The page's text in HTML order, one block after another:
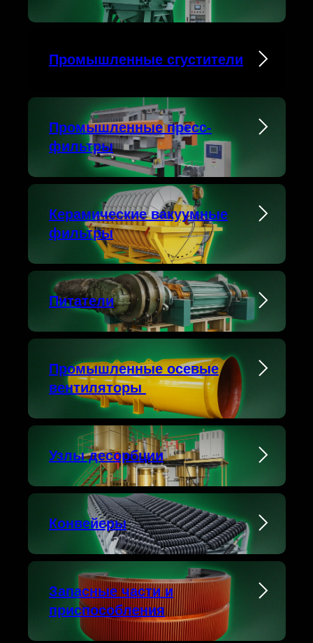
Промышленные сгустители
Промышленные пресс-
фильтры
Керамические вакуумные
фильтры
Питатели
Промышленные осевые
вентиляторы
Узлы десорбции
Конвейеры
Запасные части и
приспособления